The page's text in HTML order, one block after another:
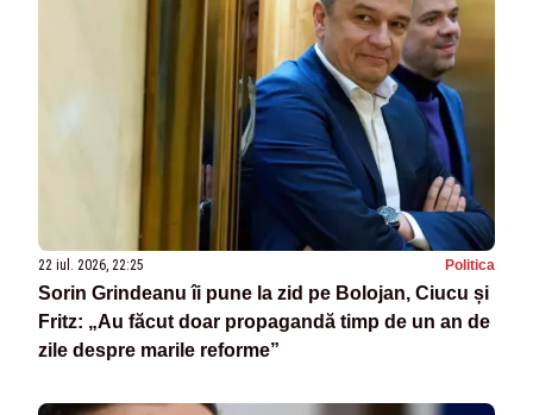
22 iul. 2026, 22:25 Politica
Sorin Grindeanu îi pune la zid pe Bolojan, Ciucu și
Fritz: „Au făcut doar propagandă timp de un an de
zile despre marile reforme”